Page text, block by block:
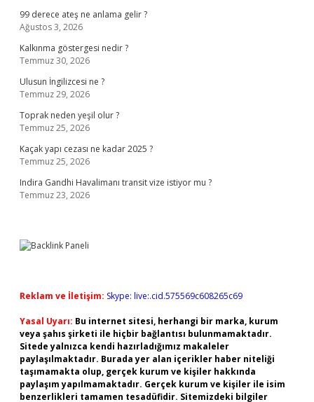
99 derece ateş ne anlama gelir ?
Ağustos 3, 2026
Kalkınma göstergesi nedir ?
Temmuz 30, 2026
Ulusun İngilizcesi ne ?
Temmuz 29, 2026
Toprak neden yeşil olur ?
Temmuz 25, 2026
Kaçak yapı cezası ne kadar 2025 ?
Temmuz 25, 2026
Indira Gandhi Havalimanı transit vize istiyor mu ?
Temmuz 23, 2026
Reklam ve İletişim: Skype: live:.cid.575569c608265c69
Yasal Uyarı: Bu internet sitesi, herhangi bir marka, kurum
veya şahıs şirketi ile hiçbir bağlantısı bulunmamaktadır.
Sitede yalnızca kendi hazırladığımız makaleler
paylaşılmaktadır. Burada yer alan içerikler haber niteliği
taşımamakta olup, gerçek kurum ve kişiler hakkında
paylaşım yapılmamaktadır. Gerçek kurum ve kişiler ile isim
benzerlikleri tamamen tesadüfidir. Sitemizdeki bilgiler